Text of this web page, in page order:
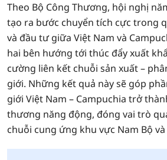
Theo Bộ Công Thương, hội nghị
tạo ra bước chuyển tích cực trong
và đầu tư giữa Việt Nam và
hai bên hướng tới thúc đẩy xuất
cường liên kết chuỗi sản xuất –
giới. Những kết quả này sẽ góp
giới Việt Nam – Campuchia trở
thương năng động, đóng vai trò
chuỗi cung ứng khu vực Nam Bộ